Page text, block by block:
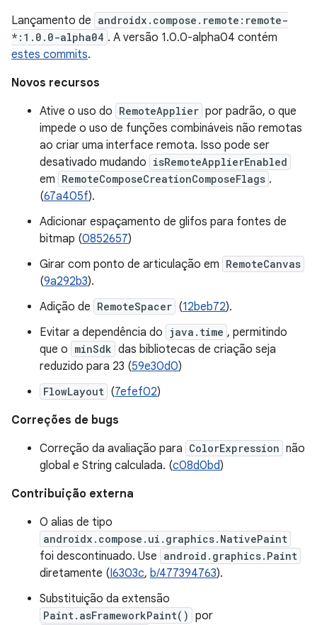
Lançamento de androidx.compose.remote:remote-
*:1.0.0-alpha04 . A versão 1.0.0-alpha04 contém
estes commits.
Novos recursos
Ative o uso do RemoteApplier por padrão, o que
impede o uso de funções combináveis não remotas
ao criar uma interface remota. Isso pode ser
desativado mudando isRemoteApplierEnabled
em RemoteComposeCreationComposeFlags .
(67a405f).
Adicionar espaçamento de glifos para fontes de
bitmap (0852657)
Girar com ponto de articulação em RemoteCanvas
(9a292b3).
Adição de RemoteSpacer (12beb72).
Evitar a dependência do java.time , permitindo
que o minSdk das bibliotecas de criação seja
reduzido para 23 (59e30d0)
FlowLayout (7efef02)
Correções de bugs
Correção da avaliação para ColorExpression não
global e String calculada. (c08d0bd)
Contribuição externa
O alias de tipo
androidx.compose.ui.graphics.NativePaint
foi descontinuado. Use android.graphics.Paint
diretamente (I6303c, b/477394763).
Substituição da extensão
Paint.asFrameworkPaint() por